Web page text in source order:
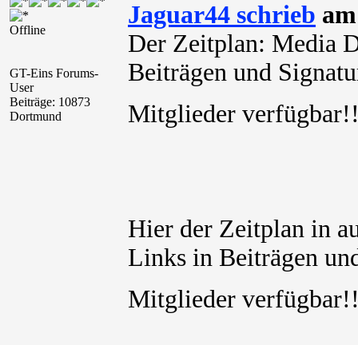
Offline
GT-Eins Forums-
User
Beiträge: 10873
Dortmund
Jaguar44 schrieb
Der Zeitplan: Media
Beiträgen und
Mitglieder
Hier der Zeitplan in
Links in Beiträgen
Mitglieder